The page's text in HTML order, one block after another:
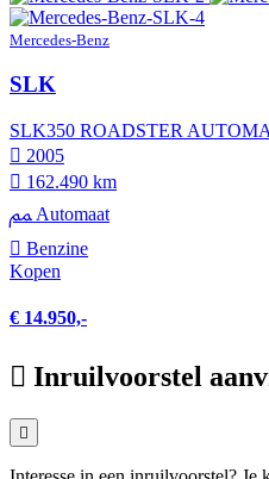
Mercedes-Benz
SLK
SLK350 ROADSTER
2005
162.490 km
Automaat
Benzine
Kopen
€ 14.950,-
Inruilvoorstel